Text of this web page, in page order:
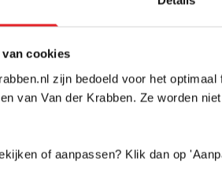
cookies
zijn bedoeld voor het
van Van der Krabben. Ze worden
of aanpassen? Klik dan op